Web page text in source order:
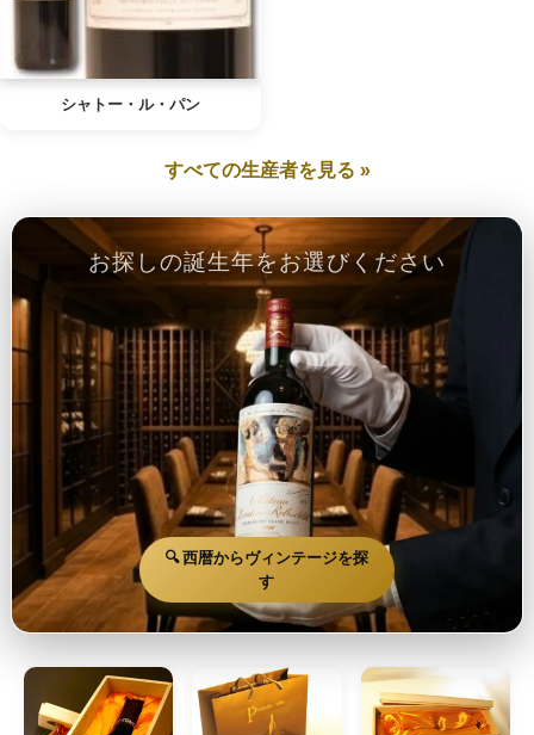
シャトー・ル・パン
すべての生産者を見る »
お探しの誕生年をお選びください
🔍 西暦からヴィンテージを探
す